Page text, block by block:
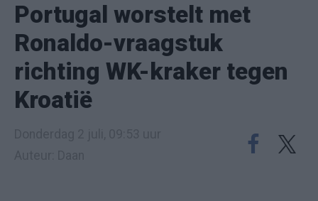
Portugal worstelt met
Ronaldo-vraagstuk
richting WK-kraker tegen
Kroatië